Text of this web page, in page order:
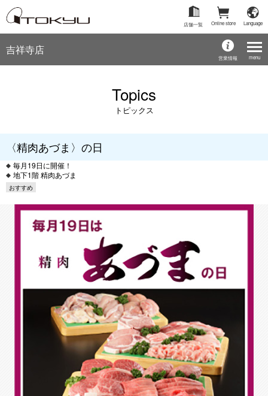
Language
Online store
店舗一覧
吉祥寺店
営業情報
Topics
トピックス
〈精肉あづま〉の日
毎月19日に開催！
地下1階 精肉あづま
おすすめ
menu